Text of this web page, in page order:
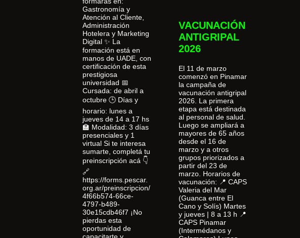
Gastronomía y
Atención al Cliente,
Administración
Hotelera y Marketing
Digital ✨ La
formación está en
manos de UADE, con
certificación de esta
prestigiosa
universidad 📅
Cursada: de abril a
octubre 🕒 Días y
horario: lunes a
jueves de 14 a 17 hs
🏫 Modalidad: 3 días
presenciales y 1
virtual Si te interesa
sumarte, completá tu
preinscripción acá 👇
🔗
https://forms.pescar.
org.ar/preinscripcion/
4f66b574-66ce-
4797-b489-
30e15cdb46f7 ¡No
pierdas esta
oportunidad de
VACUNACIÓN
ANTIGRIPAL
2026
El 11 de marzo
comenzó en Pinamar
la campaña de
vacunación antigripal
2026. La primera
etapa está destinada
al personal de salud.
Luego se ampliará a
mayores de 65 años
desde el 16 de
marzo y a otros
grupos priorizados a
partir del 23 de
marzo. Horarios de
vacunación: 📍 CAPS
Valeria del Mar
(Guanca entre El
Cano y Solís) Martes
y jueves | 8 a 13 h 📍
CAPS Pinamar
(Intermédanos y